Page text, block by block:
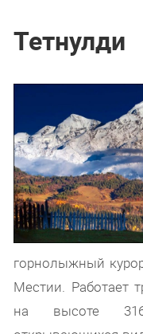
Тетнулди
горнолыжный
Местии. Работает
на высоте